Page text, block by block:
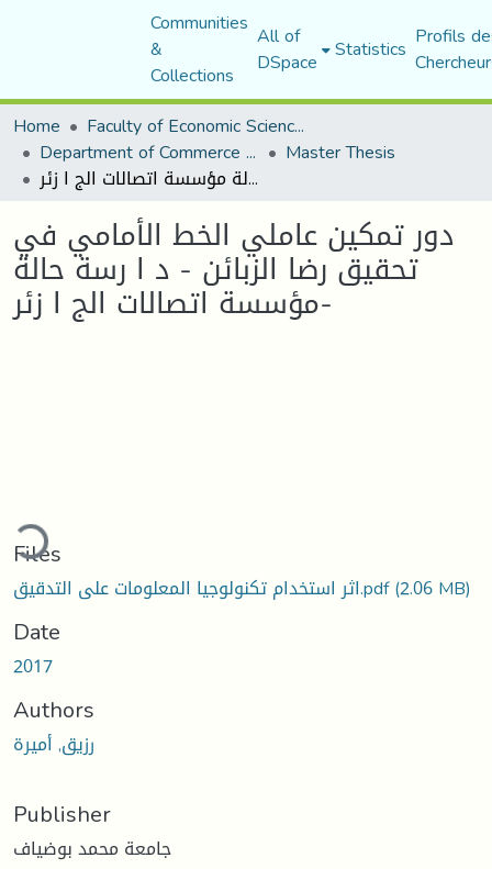
Communities
&
Collections
All of
DSpace Statistics Profils
Home
Faculty of Economic Sciences, Commerce and Management Sciences
Department of Commerce Science Master Thesis
دور تمكين عاملي الخط الأمامي في تحقيق رضا الزبائن - د ا رسة حالة مؤسسة اتصالات الج ا زئر-
دور تمكين عاملي الخط الأمامي في
تحقيق رضا الزبائن - د ا رسة حالة
مؤسسة اتصالات الج ا زئر-
Files
اثر استخدام تكنولوجيا المعلومات على التدقيق.pdf(2.06 MB)
Date
2017
Authors
رزيق, أميرة
Publisher
جامعة محمد بوضياف